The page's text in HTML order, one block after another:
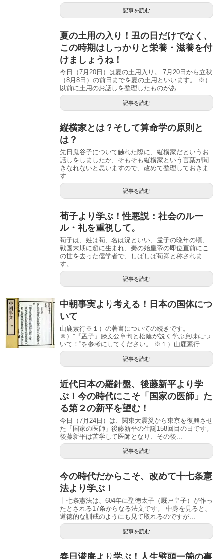
記事を読む
夏の土用の入り！丑の日だけでなく、
この時期はしっかりと栄養・滋養を付
けましょうね！
今日（7月20日）は夏の土用入り。 7月20日から立秋
（8月8日）の前日までを夏の土用といいます。 ※）
以前に土用のお話しを整理したものがあ...
記事を読む
縦横家とは？そして算命学の原則と
は？
先日鬼谷子について触れた際に、縦横家だというお
話しをしましたが、そもそも縦横家という言葉が聞
きなれないと思いますので、改めて整理しておきま
す...
記事を読む
荀子より学ぶ！性悪説：社会のルー
ル・礼を重視して。
荀子は、姓は荀、名は況といい、孟子の晩年の頃、
戦国末期に趙に生まれ、秦の始皇帝の即位直前にこ
の世を去った儒学者で、しばしば荀卿と称されま
す。...
記事を読む
中朝事実より考える！日本の国体につ
いて
山鹿素行※１）の著書についての続きです。
※）”『孟子』滕文公章句と松陰が説く学ぶ意味につ
いて！”を参考にしてください。 ※１）山鹿素行...
記事を読む
近代日本の羅針盤、後藤新平より学
ぶ！今の時代にこそ「国家の医師」た
る第２の新平を望む！
今日（7月24日）は、関東大震災から東京を復興させ
た「国家の医師」後藤新平の生誕158回目の日です。
後藤新平は苦学して医師となり、その後...
記事を読む
今の時代だからこそ、改めて十七条憲
法より学ぶ！
十七条憲法は、604年に聖徳太子（厩戸皇子）が作っ
たとされる17条からなる法文です。 中身を見ると、
道徳的な訓戒のようにも見て取れるのですが...
記事を読む
春日潜庵より学ぶ！人生劈頭一箇の事